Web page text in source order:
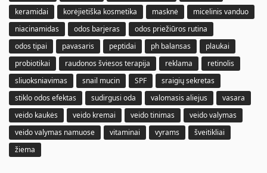
keramidai
korėjietiška kosmetika masknė
micelinis vanduo
niacinamidas
odos barjeras
odos priežiūros rutina
odos tipai
pavasaris peptidai ph balansas
plaukai
probiotikai
raudonos šviesos terapija reklama
retinolis
sliuoksniavimas
snail mucin SPF
sraigių sekretas
stiklo odos efektas
sudirgusi oda valomasis aliejus
vasara
veido kaukės
veido kremai veido tinimas
veido valymas
veido valymas namuose
vitaminai vyrams
šveitikliai
žiema